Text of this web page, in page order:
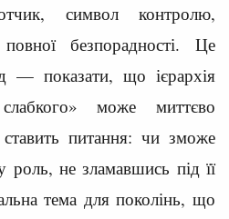
символ контролю,
безпорадності. Це
— показати, що ієрархія
може миттєво
ставить питання: чи зможе
не зламавшись під її
тема для поколінь, що